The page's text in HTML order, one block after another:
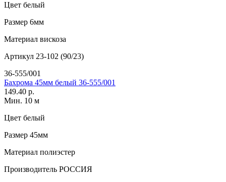
Цвет белый
Размер 6мм
Материал вискоза
Артикул 23-102 (90/23)
36-555/001
Бахрома 45мм белый 36-555/001
149.40 р.
Мин. 10 м
Цвет белый
Размер 45мм
Материал полиэстер
Производитель РОССИЯ